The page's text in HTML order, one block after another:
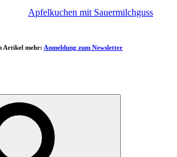
Apfelkuchen mit Sauermilchguss
Artikel mehr: Anmeldung zum Newsletter